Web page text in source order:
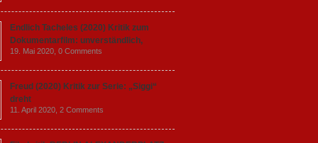
Endlich Tacheles (2020) Kritik zum
Dokumentarfilm: unverständlich,
19. Mai 2020, 0 Comments
Freud (2020) Kritik zur Serie: „Siggi“
dreht
11. April 2020, 2 Comments